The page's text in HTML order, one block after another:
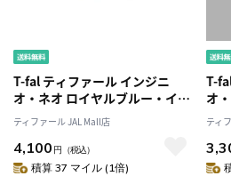
T-fal ティファール インジニ
オ・ネオ ロイヤルブルー・イン
テンス ウォックパン28cm
L43719 ガス火専用
ティファール JAL Mall店
4,100 円 （税込）
積算 37 マイル (1倍)
T-
オ
テ
ティ